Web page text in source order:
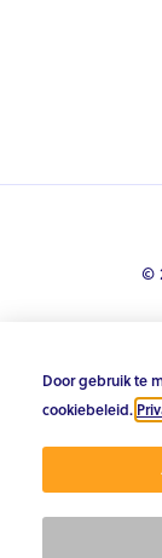
©
4.8/
Door gebruik te
cookiebeleid.